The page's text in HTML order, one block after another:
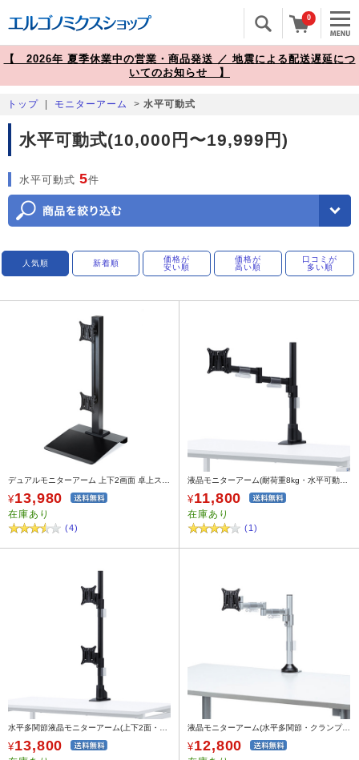
0
【 2026年 夏季休業中の営業・商品発送 ／ 地震による配送遅延につ
いてのお知らせ 】
トップ モニターアーム > 水平可動式
水平可動式(10,000円〜19,999円)
水平可動式 5件
人気順 新着順
価格が
安い順
価格が
高い順
口コミが
多い順
¥13,980
在庫あり
(4)
¥11,800
在庫あり
(1)
¥13,800
液晶モニターアーム(水平多関節・クランプ式・ネジ固定・1面・H420mm・耐荷重8kg)
¥12,800